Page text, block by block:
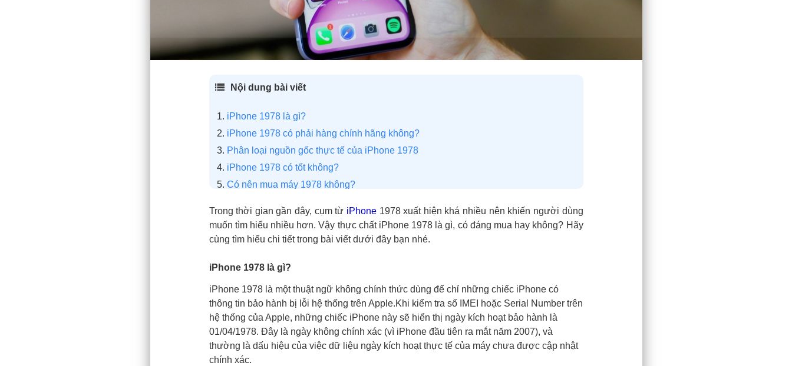
Nội dung bài viết
iPhone 1978 là gì?
iPhone 1978 có phải hàng chính hãng không?
Phân loại nguồn gốc thực tế của iPhone 1978
iPhone 1978 có tốt không?
Có nên mua máy 1978 không?
Kiểm tra trên hệ thống Apple
Nhận biết loại máy qua Số máy (Model Number)
Trong thời gian gần đây, cụm từ iPhone1978 xuất hiện khá nhiều nên khiến người dùng
muốn tìm hiểu nhiều hơn. Vậy thực chất iPhone 1978 là gì, có đáng mua hay không? Hãy
cùng tìm hiểu chi tiết trong bài viết dưới đây bạn nhé.
iPhone 1978 là gì?
iPhone 1978 là một thuật ngữ không chính thức dùng để chỉ những chiếc iPhone có
thông tin bảo hành bị lỗi hệ thống trên Apple.Khi kiểm tra số IMEI hoặc Serial Number trên
hệ thống của Apple, những chiếc iPhone này sẽ hiển thị ngày kích hoạt bảo hành là
01/04/1978. Đây là ngày không chính xác (vì iPhone đầu tiên ra mắt năm 2007), và
thường là dấu hiệu của việc dữ liệu ngày kích hoạt thực tế của máy chưa được cập nhật
chính xác.